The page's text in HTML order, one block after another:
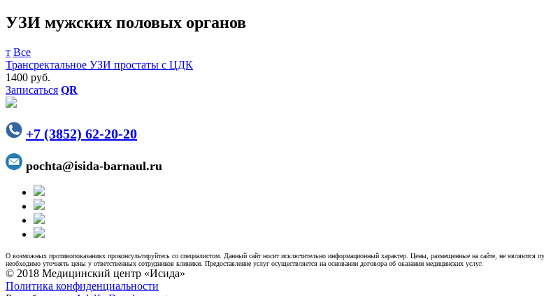
УЗИ мужских половых органов
т Все
Трансректальное УЗИ простаты с ЦДК
1400 руб.
Записаться QR
+7 (3852) 62-20-20
pochta@isida-barnaul.ru
О возможных противопоказаниях проконсультируйтесь со специалистом. Данный сайт носит исключительно информационный характер. Цены, размещенные на сайте, не являются
необходимо уточнять цены у ответственных сотрудников клиники. Предоставление услуг осуществляется на основании договора об оказании медицинских услуг.
© 2018 Медицинский центр «Исида»
Политика конфиденциальности